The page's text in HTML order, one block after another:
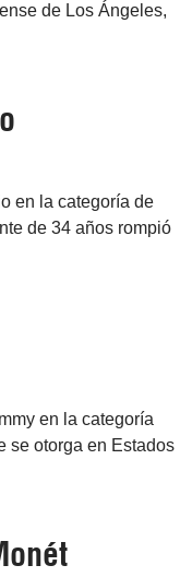
de Los Ángeles,
en la categoría de
de 34 años rompió
en la categoría
se otorga en Estados